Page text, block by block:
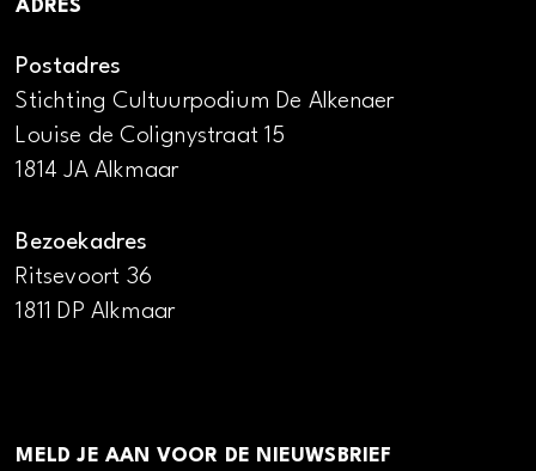
ADRES
Postadres
Stichting Cultuurpodium De Alkenaer
Louise de Colignystraat 15
1814 JA Alkmaar
Bezoekadres
Ritsevoort 36
1811 DP Alkmaar
MELD JE AAN VOOR DE NIEUWSBRIEF